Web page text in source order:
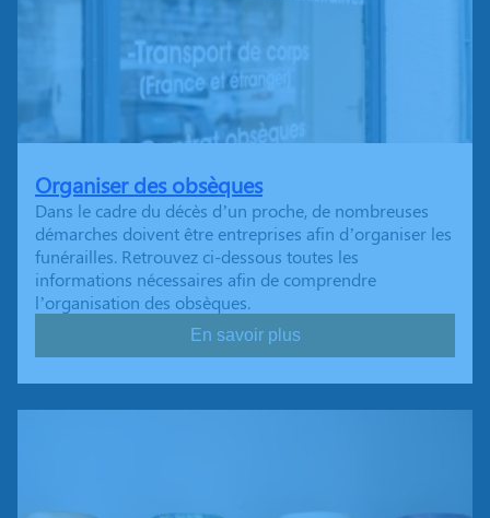
Organiser des obsèques
Dans le cadre du décès d’un proche, de nombreuses
démarches doivent être entreprises afin d’organiser les
funérailles. Retrouvez ci-dessous toutes les
informations nécessaires afin de comprendre
l’organisation des obsèques.
En savoir plus